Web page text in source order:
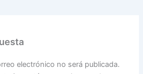
electrónico no será publicada.